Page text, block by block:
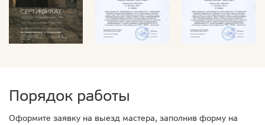
Порядок работы
Оформите заявку на выезд мастера, заполнив форму на